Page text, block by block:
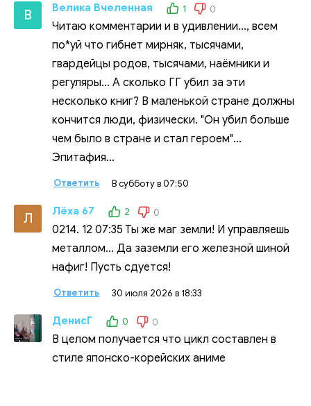
В Велика Вчеленная 1 0
Читаю комментарии и в удивлении..., всем
по*уй что гибнет мирняк, тысячами,
гвардейцы родов, тысячами, наёмники и
регуляры... А сколько ГГ убил за эти
несколько книг? В маленькой стране должны
кончится люди, физически. "Он убил больше
чем было в стране и стал героем"...
Эпитафия...
Ответить В субботу в 07:50
Л Лёха 67 2 0
0214. 12 07:35 Ты же маг земли! И управляешь
металлом... Да заземли его железной шиной
нафиг! Пусть сдуется!
Ответить 30 июля 2026 в 18:33
ДенисГ 0 0
В целом получается что цикл составлен в
стиле японско-корейских аниме